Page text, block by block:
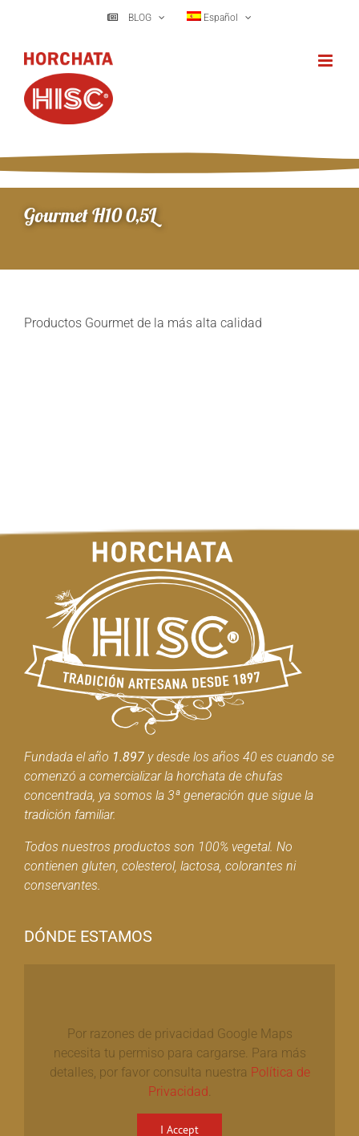
BLOG Español
Gourmet H10 0,5L
Productos Gourmet de la más alta calidad
Fundada el año 1.897y desde los años 40 es cuando se
comenzó a comercializar la horchata de chufas
concentrada, ya somos la 3ª generación que sigue la
tradición familiar.
Todos nuestros productos son 100% vegetal. No
contienen gluten, colesterol, lactosa, colorantes ni
conservantes.
DÓNDE ESTAMOS
Por razones de privacidad Google Maps
necesita tu permiso para cargarse. Para más
detalles, por favor consulta nuestra Política de
Privacidad
I Accept